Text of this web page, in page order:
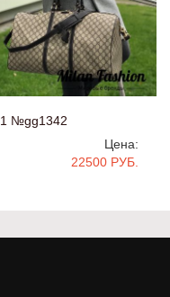
1 №gg1342
Цена:
22500 РУБ.